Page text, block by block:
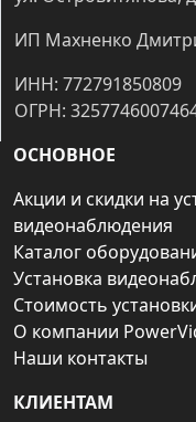
ИП Махненко
ИНН: 772791850809
ОГРН:
ОСНОВНОЕ
Акции и скидки на
видеонаблюдения
Каталог
Установка
Стоимость
О компании
Наши контакты
КЛИЕНТАМ